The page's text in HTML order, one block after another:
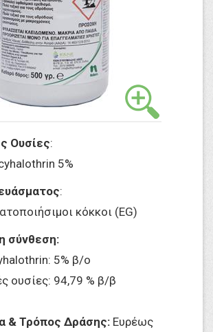
Ουσίες:
5%
:
κόκκοι (EG)
σύνθεση:
5% β/ο
ουσίες: 94,79 % β/β
& Τρόπος Δράσης: Ευρέως